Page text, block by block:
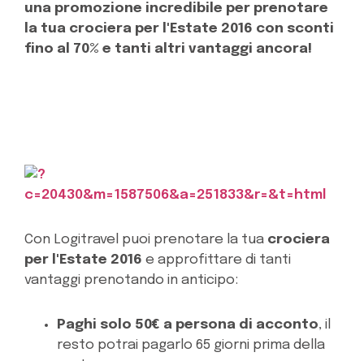
una promozione incredibile per prenotare
la tua crociera per l'Estate 2016 con sconti
fino al 70% e tanti altri vantaggi ancora!
Con Logitravel puoi prenotare la tua crociera
per l'Estate 2016 e approfittare di tanti
vantaggi prenotando in anticipo:
Paghi solo 50€ a persona di acconto, il
resto potrai pagarlo 65 giorni prima della